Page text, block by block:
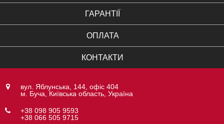
ГАРАНТІЇ
ОПЛАТА
КОНТАКТИ
вул. Яблунська, 144, офіс 404
м. Буча, Київська область, Україна
+38 098 905 9593
+38 066 505 9715